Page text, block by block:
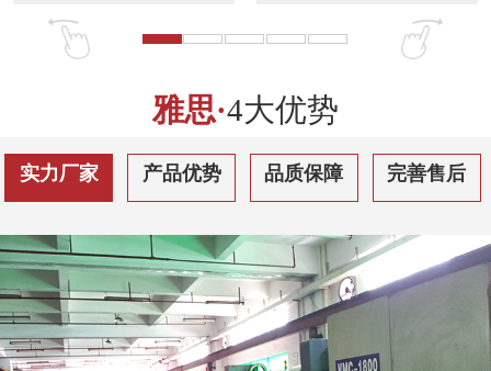
雅思·4大优势
实力厂家 产品优势 品质保障 完善售后